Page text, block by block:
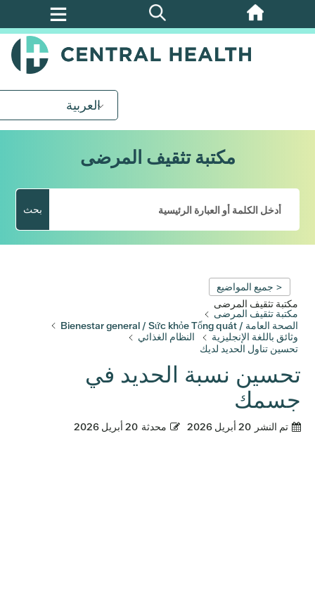
تخطي
العربية
مكتبة تثقيف المرضى
بحث
< جميع المواضيع
مكتبة تثقيف المرضى
مكتبة تثقيف المرضى
الصحة العامة / Bienestar general / Sức khỏe Tổng quát
وثائق باللغة الإنجليزية
النظام الغذائي
تحسين تناول الحديد لديك
تحسين نسبة الحديد في
جسمك
تم النشر 20 أبريل 2026 محدثة 20 أبريل 2026